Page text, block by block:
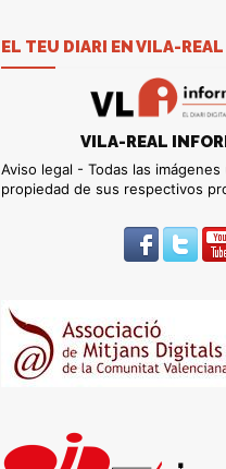
EL TEU DIARI EN VILA-REAL
VILA-REAL
Aviso legal - Todas las imágenes
propiedad de sus respectivos